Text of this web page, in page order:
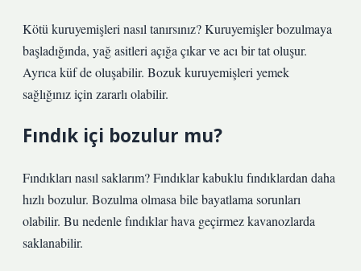
Kötü kuruyemişleri nasıl tanırsınız? Kuruyemişler bozulmaya
başladığında, yağ asitleri açığa çıkar ve acı bir tat oluşur.
Ayrıca küf de oluşabilir. Bozuk kuruyemişleri yemek
sağlığınız için zararlı olabilir.
Fındık içi bozulur mu?
Fındıkları nasıl saklarım? Fındıklar kabuklu fındıklardan daha
hızlı bozulur. Bozulma olmasa bile bayatlama sorunları
olabilir. Bu nedenle fındıklar hava geçirmez kavanozlarda
saklanabilir.